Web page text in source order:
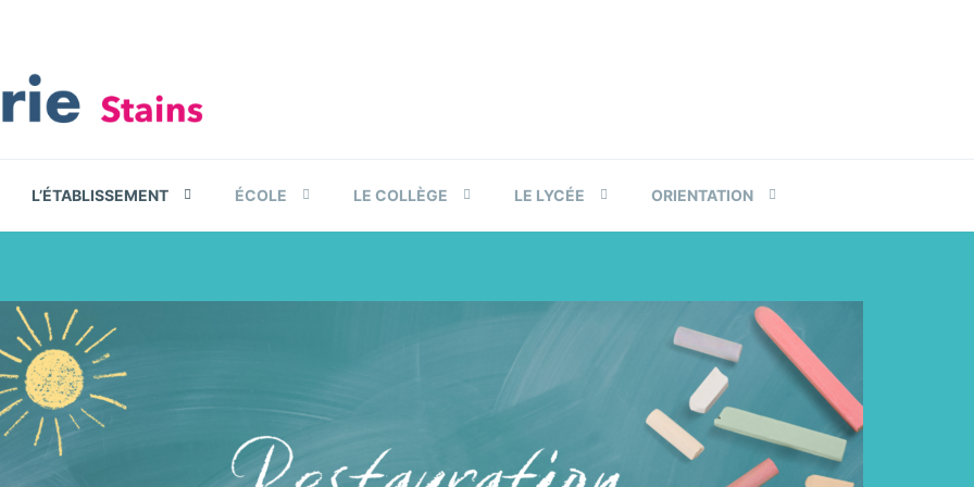
L’ÉTABLISSEMENT ÉCOLE LE COLLÈGE LE LYCÉE ORIENTATION